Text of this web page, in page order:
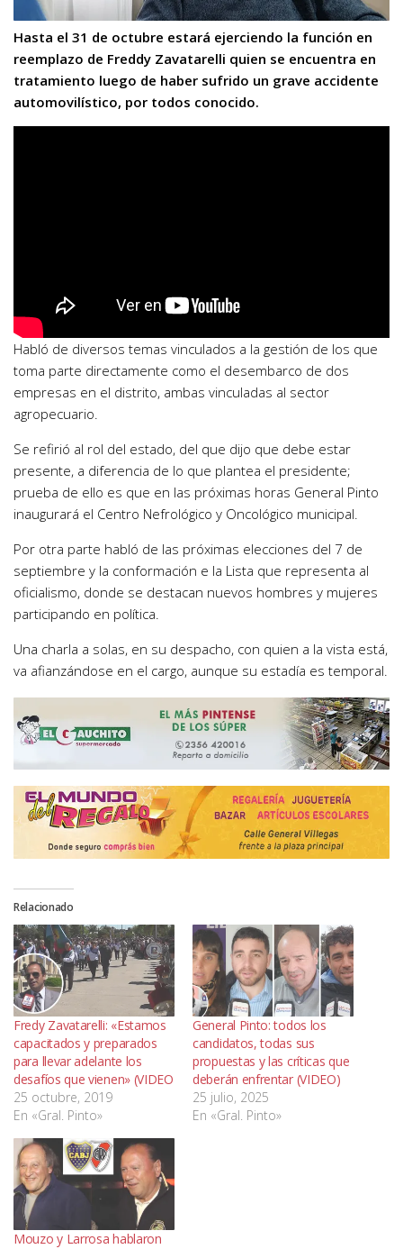
Hasta el 31 de octubre estará ejerciendo la función en
reemplazo de Freddy Zavatarelli quien se encuentra en
tratamiento luego de haber sufrido un grave accidente
automovilístico, por todos conocido.
Habló de diversos temas vinculados a la gestión de los que
toma parte directamente como el desembarco de dos
empresas en el distrito, ambas vinculadas al sector
agropecuario.
Se refirió al rol del estado, del que dijo que debe estar
presente, a diferencia de lo que plantea el presidente;
prueba de ello es que en las próximas horas General Pinto
inaugurará el Centro Nefrológico y Oncológico municipal.
Por otra parte habló de las próximas elecciones del 7 de
septiembre y la conformación e la Lista que representa al
oficialismo, donde se destacan nuevos hombres y mujeres
participando en política.
Una charla a solas, en su despacho, con quien a la vista está,
va afianzándose en el cargo, aunque su estadía es temporal.
Relacionado
Fredy Zavatarelli: «Estamos
capacitados y preparados
para llevar adelante los
desafíos que vienen» (VIDEO
25 octubre, 2019
En «Gral. Pinto»
General Pinto: todos los
candidatos, todas sus
propuestas y las críticas que
deberán enfrentar (VIDEO)
25 julio, 2025
En «Gral. Pinto»
Mouzo y Larrosa hablaron